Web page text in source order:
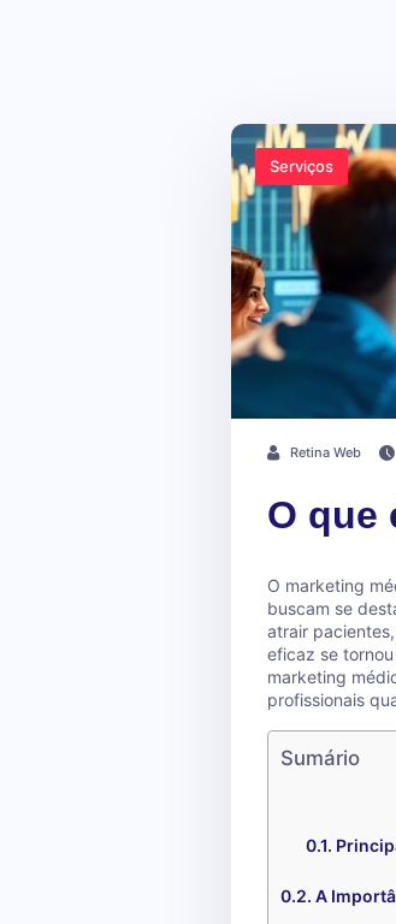
Serviços
Retina Web
O que
O marketing
buscam se
atrair
eficaz se
marketing
profissionais
Sumário
A